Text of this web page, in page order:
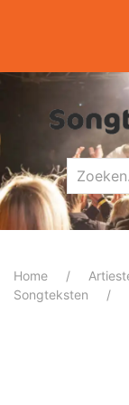
Home
Songteksten